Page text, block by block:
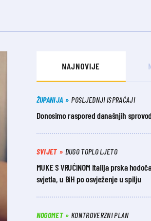
NAJNOVIJE
ŽUPANIJA POSLJEDNJI ISPRAĆAJI
Donosimo raspored današnjih
SVIJET DUGO TOPLO LJETO
MUKE S VRUĆINOM Italija prska
svjetla, u BiH po osvježenje u spilju
NOGOMET KONTROVERZNI PLAN